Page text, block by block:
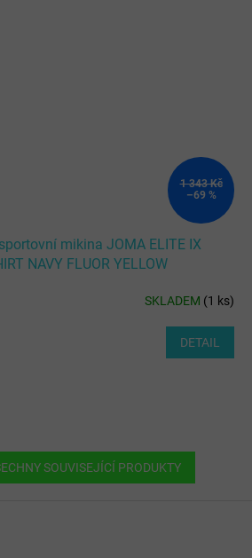
1 343 Kč
–69 %
mikina JOMA ELITE IX
NAVY FLUOR YELLOW
SKLADEM (1 ks)
DETAIL
SOUVISEJÍCÍ PRODUKTY